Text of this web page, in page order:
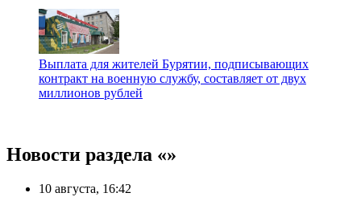
Выплата для жителей Бурятии, подписывающих
контракт на военную службу, составляет от двух
миллионов рублей
Новости раздела «»
10 августа, 16:42